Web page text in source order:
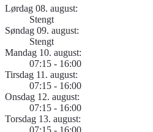
Lørdag 08. august:
Stengt
Søndag 09. august:
Stengt
Mandag 10. august:
07:15 - 16:00
Tirsdag 11. august:
07:15 - 16:00
Onsdag 12. august:
07:15 - 16:00
Torsdag 13. august:
07:15 - 16:00